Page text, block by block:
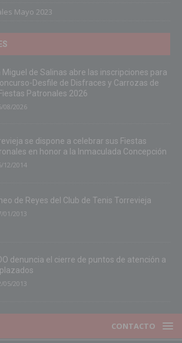
Mayo 2023
Miguel de Salinas abre las inscripciones para
Desfile de Disfraces y Carrozas de
Patronales 2026
08/2026
se dispone a celebrar sus Fiestas
en honor a la Inmaculada Concepción
12/2014
de Reyes del Club de Tenis Torrevieja
01/2013
denuncia el cierre de puntos de atención a
05/2013
CONTACTO